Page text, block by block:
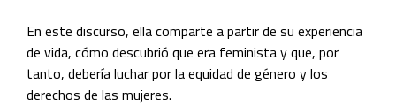
En este discurso, ella comparte a partir de su experiencia
de vida, cómo descubrió que era feminista y que, por
tanto, debería luchar por la equidad de género y los
derechos de las mujeres.